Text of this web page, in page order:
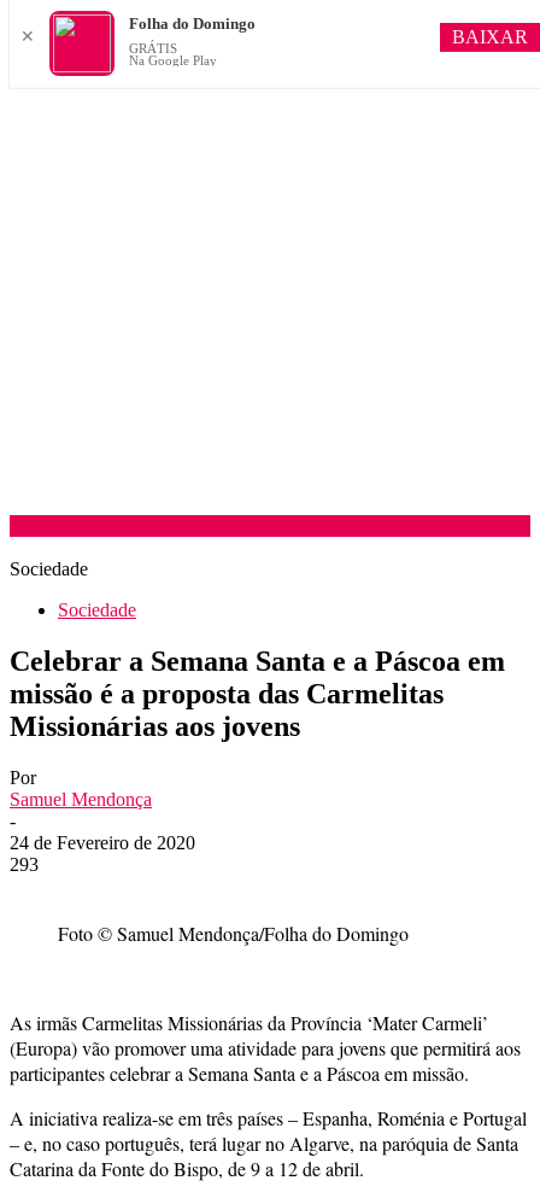
Sociedade
Sociedade
Celebrar a Semana Santa e a Páscoa em
missão é a proposta das Carmelitas
Missionárias aos jovens
Por
Samuel Mendonça
-
24 de Fevereiro de 2020
293
Foto © Samuel Mendonça/Folha do Domingo
As irmãs Carmelitas Missionárias da Província ‘Mater Carmeli’
(Europa) vão promover uma atividade para jovens que permitirá aos
participantes celebrar a Semana Santa e a Páscoa em missão.
A iniciativa realiza-se em três países – Espanha, Roménia e Portugal
– e, no caso português, terá lugar no Algarve, na paróquia de Santa
Catarina da Fonte do Bispo, de 9 a 12 de abril.
✕
Folha do Domingo
GRÁTIS
Na Google Play
BAIXAR